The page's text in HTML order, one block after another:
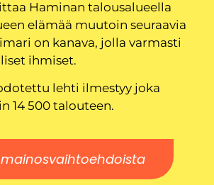
Haminan talousalueella
elämää muutoin seuraavia
on kanava, jolla varmasti
ihmiset.
lehti ilmestyy joka
14 500 talouteen.
mainosvaihtoehdoista